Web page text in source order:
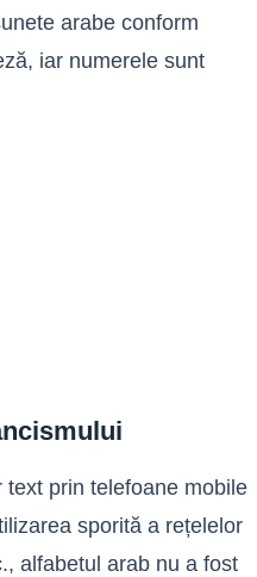
arabe conform
iar numerele sunt
prin telefoane mobile
sporită a rețelelor
alfabetul arab nu a fost